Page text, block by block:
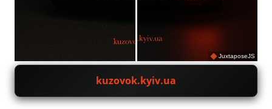
JuxtaposeJS
kuzovok.kyiv.ua